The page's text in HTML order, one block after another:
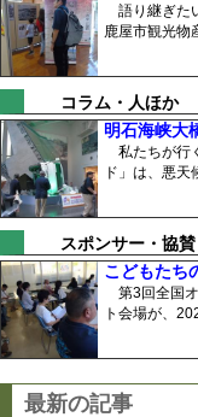
語り継ぎた
鹿屋市観光物
コラム・人ほか
明石海峡大
私たちが行
ド」は、悪
スポンサー・協賛
こどもたち
第3回全国オ
ト会場が、
最新の記事